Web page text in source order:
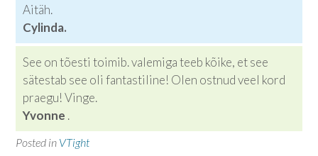
Aitäh.
Cylinda.
See on tõesti toimib. valemiga teeb kõike, et see
sätestab see oli fantastiline! Olen ostnud veel kord
praegu! Vinge.
Yvonne .
Posted in VTight